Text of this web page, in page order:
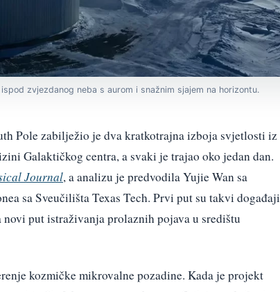
zvjezdanog neba s aurom i snažnim sjajem na horizontu.
Pole zabilježio je dva kratkotrajna izboja svjetlosti iz
Galaktičkog centra, a svaki je trajao oko jedan dan.
Journal, a analizu je predvodila Yujie Wan sa
sa Sveučilišta Texas Tech. Prvi put su takvi događaji
put istraživanja prolaznih pojava u središtu
kozmičke mikrovalne pozadine. Kada je projekt